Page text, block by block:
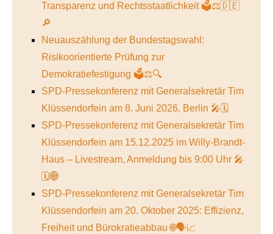
Transparenz und Rechtsstaatlichkeit 🗳️⚖️🇩🇪
🔎
Neuauszählung der Bundestagswahl:
Risikoorientierte Prüfung zur
Demokratiefestigung 🗳️⚖️🔍
SPD-Pressekonferenz mit Generalsekretär Tim
Klüssendorfein am 8. Juni 2026, Berlin 🎤🗓️
SPD-Pressekonferenz mit Generalsekretär Tim
Klüssendorfein am 15.12.2025 im Willy-Brandt-
Haus – Livestream, Anmeldung bis 9:00 Uhr 🎤
🗓️🌐
SPD-Pressekonferenz mit Generalsekretär Tim
Klüssendorfein am 20. Oktober 2025: Effizienz,
Freiheit und Bürokratieabbau 🌐🗣️📈